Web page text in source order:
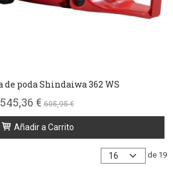
poda Shindaiwa 362 WS
545,36 € 605,95 €
Añadir a Carrito
de 19